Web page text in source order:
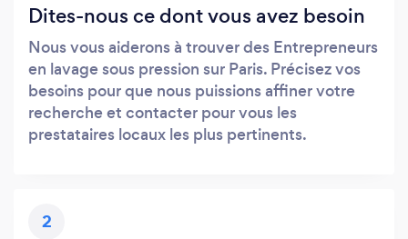
Dites-nous ce dont vous avez besoin
Nous vous aiderons à trouver des Entrepreneurs
en lavage sous pression sur Paris. Précisez vos
besoins pour que nous puissions affiner votre
recherche et contacter pour vous les
prestataires locaux les plus pertinents.
2